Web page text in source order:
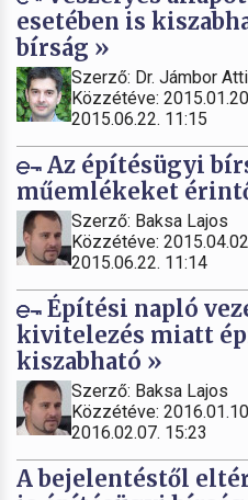
esetében is
bírság »
Szerző: Dr. Jámbor
Közzétéve:
2015.06.22. 11:15
Az építésügyi
műemlékeket
Szerző: Baksa Lajos
Közzétéve:
2015.06.22. 11:14
Építési napló
kivitelezés miatt
kiszabható »
Szerző: Baksa Lajos
Közzétéve:
2016.02.07. 15:23
A bejelentéstől